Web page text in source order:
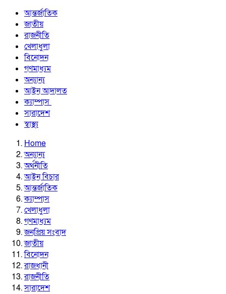
আন্তর্জাতিক
জাতীয়
রাজনীতি
খেলাধুলা
বিনোদন
গণমাধ্যম
অন্যান্য
আইন আদালত
ক্যাম্পাস
সারাদেশ
স্বাস্থ্য
Home
অন্যান্য
অর্থনীতি
আইন বিচার
আন্তর্জাতিক
ক্যাম্পাস
খেলাধুলা
গণমাধ্যম
জনপ্রিয় সংবাদ
জাতীয়
বিনোদন
রাজধানী
রাজনীতি
সারাদেশ